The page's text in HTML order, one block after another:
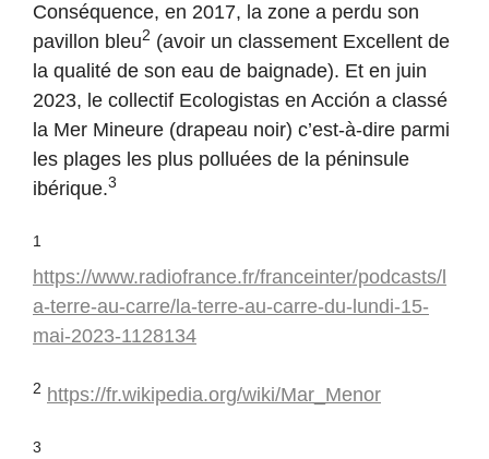
Conséquence, en 2017, la zone a perdu son
pavillon bleu2 (avoir un classement Excellent de
la qualité de son eau de baignade). Et en juin
2023, le collectif Ecologistas en Acción a classé
la Mer Mineure (drapeau noir) c’est-à-dire parmi
les plages les plus polluées de la péninsule
ibérique.3
1
https://www.radiofrance.fr/franceinter/podcasts/l
a-terre-au-carre/la-terre-au-carre-du-lundi-15-
mai-2023-1128134
2 https://fr.wikipedia.org/wiki/Mar_Menor
3